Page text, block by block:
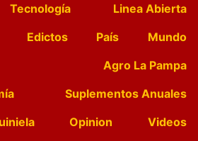
Tecnología
Linea Abierta
Edictos País
Mundo
Agro La Pampa
Suplementos Anuales
Opinion
Videos